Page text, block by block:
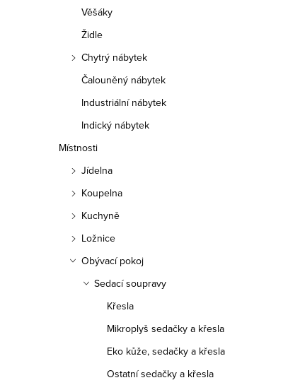
Věšáky
Židle
Chytrý nábytek
Čalouněný nábytek
Industriální nábytek
Indický nábytek
Místnosti
Jídelna
Koupelna
Kuchyně
Ložnice
Obývací pokoj
Sedací soupravy
Křesla
Mikroplyš sedačky a křesla
Eko kůže, sedačky a křesla
Ostatní sedačky a křesla